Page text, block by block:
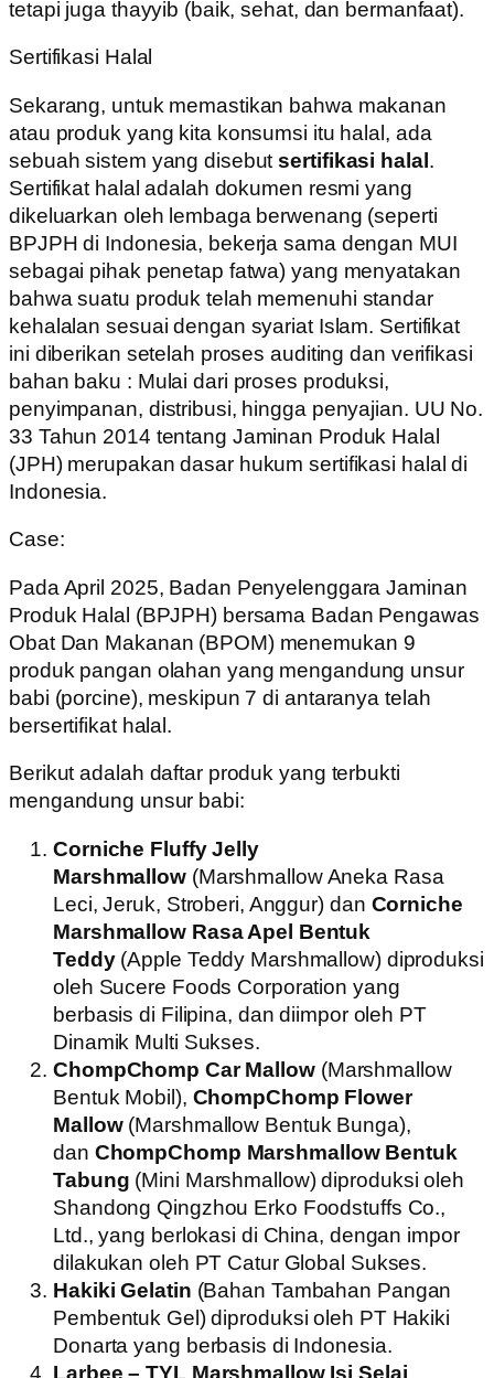
tetapi juga thayyib (baik, sehat, dan bermanfaat).
Sertifikasi Halal
Sekarang, untuk memastikan bahwa makanan
atau produk yang kita konsumsi itu halal, ada
sebuah sistem yang disebutsertifikasi halal.
Sertifikat halal adalah dokumen resmi yang
dikeluarkan oleh lembaga berwenang (seperti
BPJPH di Indonesia, bekerja sama dengan MUI
sebagai pihak penetap fatwa) yang menyatakan
bahwa suatu produk telah memenuhi standar
kehalalan sesuai dengan syariat Islam. Sertifikat
ini diberikan setelah proses auditing dan verifikasi
bahan baku : Mulai dari proses produksi,
penyimpanan, distribusi, hingga penyajian. UU No.
33 Tahun 2014 tentang Jaminan Produk Halal
(JPH) merupakan dasar hukum sertifikasi halal di
Indonesia.
Case:
Pada April 2025, Badan Penyelenggara Jaminan
Produk Halal (BPJPH) bersama Badan Pengawas
Obat Dan Makanan (BPOM) menemukan 9
produk pangan olahan yang mengandung unsur
babi (porcine), meskipun 7 di antaranya telah
bersertifikat halal.
Berikut adalah daftar produk yang terbukti
mengandung unsur babi:
Corniche Fluffy Jelly
Marshmallow(Marshmallow Aneka Rasa
Leci, Jeruk, Stroberi, Anggur) dan Corniche
Marshmallow Rasa Apel Bentuk
Teddy(Apple Teddy Marshmallow) diproduksi
oleh Sucere Foods Corporation yang
berbasis di Filipina, dan diimpor oleh PT
Dinamik Multi Sukses.
ChompChomp Car Mallow(Marshmallow
Bentuk Mobil), ChompChomp Flower
Mallow(Marshmallow Bentuk Bunga),
dan ChompChomp Marshmallow Bentuk
Tabung (Mini Marshmallow) diproduksi oleh
Shandong Qingzhou Erko Foodstuffs Co.,
Ltd., yang berlokasi di China, dengan impor
dilakukan oleh PT Catur Global Sukses.
Hakiki Gelatin (Bahan Tambahan Pangan
Pembentuk Gel) diproduksi oleh PT Hakiki
Donarta yang berbasis di Indonesia.
Larbee – TYL Marshmallow Isi Selai